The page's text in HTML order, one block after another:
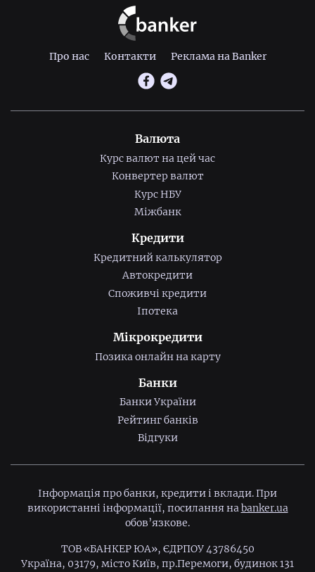
Про нас Контакти Реклама на Banker
Валюта
Курс валют на цей час
Конвертер валют
Курс НБУ
Міжбанк
Кредити
Кредитний калькулятор
Автокредити
Споживчі кредити
Іпотека
Мікрокредити
Позика онлайн на карту
Банки
Банки України
Рейтинг банків
Відгуки
Інформація про банки, кредити і вклади. При
використанні інформації, посилання наbanker.ua
обов’язкове.
ТОВ «БАНКЕР ЮА», ЄДРПОУ 43786450
Україна, 03179, місто Київ, пр.Перемоги, будинок 131